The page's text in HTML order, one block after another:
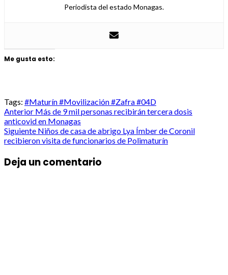
Periodista del estado Monagas.
Me gusta esto:
Tags: #Maturín #Movilización #Zafra #04D
Post
navigation
Anterior Más de 9 mil personas recibirán tercera dosis
anticovid en Monagas
Siguiente Niños de casa de abrigo Lya Ímber de Coronil
recibieron visita de funcionarios de Polimaturín
Deja un comentario